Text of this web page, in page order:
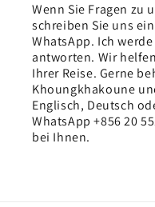
Wenn Sie Fragen zu
schreiben Sie uns
WhatsApp. Ich
antworten. Wir
Ihrer Reise. Gerne
Khoungkhakoune
Englisch, Deutsch
WhatsApp +856 20
bei Ihnen.